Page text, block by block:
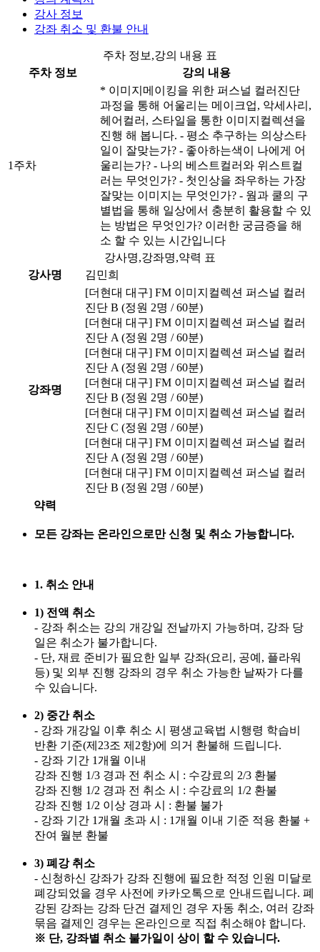
강사 정보
강좌 취소 및 환불 안내
주차 정보,강의 내용 표
주차 정보
강의 내용
1주차
* 이미지메이킹을 위한 퍼스널 컬러진단
과정을 통해 어울리는 메이크업, 악세사리,
헤어컬러, 스타일을 통한 이미지컬렉션을
진행 해 봅니다. - 평소 추구하는 의상스타
일이 잘맞는가? - 좋아하는색이 나에게 어
울리는가? - 나의 베스트컬러와 위스트컬
러는 무엇인가? - 첫인상을 좌우하는 가장
잘맞는 이미지는 무엇인가? - 웜과 쿨의 구
별법을 통해 일상에서 충분히 활용할 수 있
는 방법은 무엇인가? 이러한 궁금증을 해
소 할 수 있는 시간입니다
강사명,강좌명,약력 표
강사명
김민희
강좌명
[더현대 대구] FM 이미지컬렉션 퍼스널 컬러
진단 B (정원 2명 / 60분)
[더현대 대구] FM 이미지컬렉션 퍼스널 컬러
진단 A (정원 2명 / 60분)
[더현대 대구] FM 이미지컬렉션 퍼스널 컬러
진단 A (정원 2명 / 60분)
[더현대 대구] FM 이미지컬렉션 퍼스널 컬러
진단 B (정원 2명 / 60분)
[더현대 대구] FM 이미지컬렉션 퍼스널 컬러
진단 C (정원 2명 / 60분)
[더현대 대구] FM 이미지컬렉션 퍼스널 컬러
진단 A (정원 2명 / 60분)
[더현대 대구] FM 이미지컬렉션 퍼스널 컬러
진단 B (정원 2명 / 60분)
약력
모든 강좌는 온라인으로만 신청 및 취소 가능합니다.
1. 취소 안내
1) 전액 취소
- 강좌 취소는 강의 개강일 전날까지 가능하며, 강좌 당
일은 취소가 불가합니다.
- 단, 재료 준비가 필요한 일부 강좌(요리, 공예, 플라워
등) 및 외부 진행 강좌의 경우 취소 가능한 날짜가 다를
수 있습니다.
2) 중간 취소
- 강좌 개강일 이후 취소 시 평생교육법 시행령 학습비
반환 기준(제23조 제2항)에 의거 환불해 드립니다.
- 강좌 기간 1개월 이내
강좌 진행 1/3 경과 전 취소 시 : 수강료의 2/3 환불
강좌 진행 1/2 경과 전 취소 시 : 수강료의 1/2 환불
강좌 진행 1/2 이상 경과 시 : 환불 불가
- 강좌 기간 1개월 초과 시 : 1개월 이내 기준 적용 환불 +
잔여 월분 환불
3) 폐강 취소
- 신청하신 강좌가 강좌 진행에 필요한 적정 인원 미달로
폐강되었을 경우 사전에 카카오톡으로 안내드립니다. 폐
강된 강좌는 강좌 단건 결제인 경우 자동 취소, 여러 강좌
묶음 결제인 경우는 온라인으로 직접 취소해야 합니다.
※ 단, 강좌별 취소 불가일이 상이 할 수 있습니다.